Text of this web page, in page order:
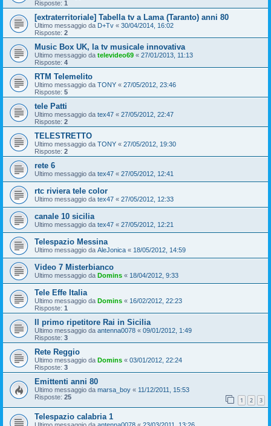
Risposte: 1
[extraterritoriale] Tabella tv a Lama (Taranto) anni 80
Ultimo messaggio da D+Tv « 30/04/2014, 16:02
Risposte: 2
Music Box UK, la tv musicale innovativa
Ultimo messaggio da televideo69 « 27/01/2013, 11:13
Risposte: 4
RTM Telemelito
Ultimo messaggio da TONY « 27/05/2012, 23:46
Risposte: 5
tele Patti
Ultimo messaggio da tex47 « 27/05/2012, 22:47
Risposte: 2
TELESTRETTO
Ultimo messaggio da TONY « 27/05/2012, 19:30
Risposte: 2
rete 6
Ultimo messaggio da tex47 « 27/05/2012, 12:41
rtc riviera tele color
Ultimo messaggio da tex47 « 27/05/2012, 12:33
canale 10 sicilia
Ultimo messaggio da tex47 « 27/05/2012, 12:21
Telespazio Messina
Ultimo messaggio da AleJonica « 18/05/2012, 14:59
Video 7 Misterbianco
Ultimo messaggio da Domins « 18/04/2012, 9:33
Tele Effe Italia
Ultimo messaggio da Domins « 16/02/2012, 22:23
Risposte: 1
Il primo ripetitore Rai in Sicilia
Ultimo messaggio da antenna0078 « 09/01/2012, 1:49
Risposte: 3
Rete Reggio
Ultimo messaggio da Domins « 03/01/2012, 22:24
Risposte: 3
Emittenti anni 80
Ultimo messaggio da marsa_boy « 11/12/2011, 15:53
Risposte: 25 1 2 3
Telespazio calabria 1